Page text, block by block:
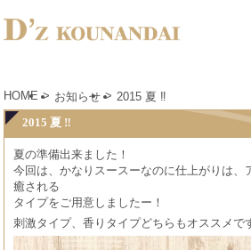
HOME > お知らせ > 2015 夏 ‼︎
2015 夏 ‼︎
夏の準備出来ました！
今回は、かなりスースーなのに仕上がりは、
癒される
タイプをご用意しましたー！
刺激タイプ、香りタイプどちらもオススメで